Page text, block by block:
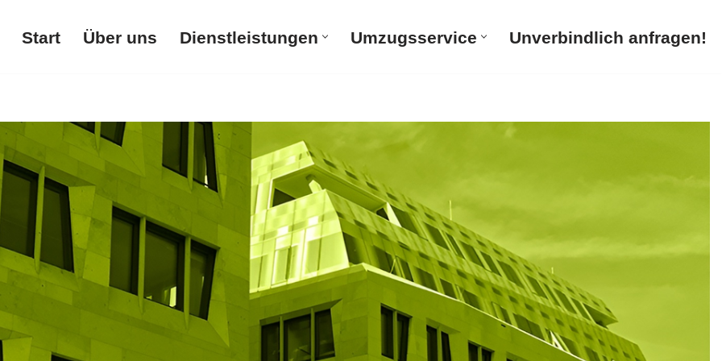
Start Über uns Dienstleistungen Umzugsservice Unverbindlich anfragen!